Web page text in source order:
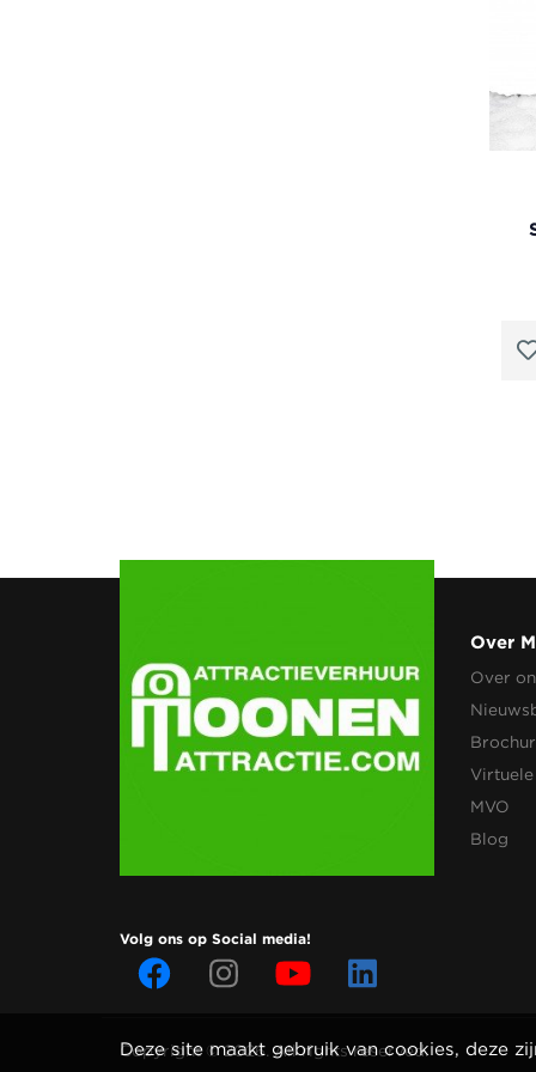
Deze site maakt gebruik van cookies, deze
Volg ons op Social media!
Over
Over
MVO
Blog
Copyright © 2026. All rights reserved.